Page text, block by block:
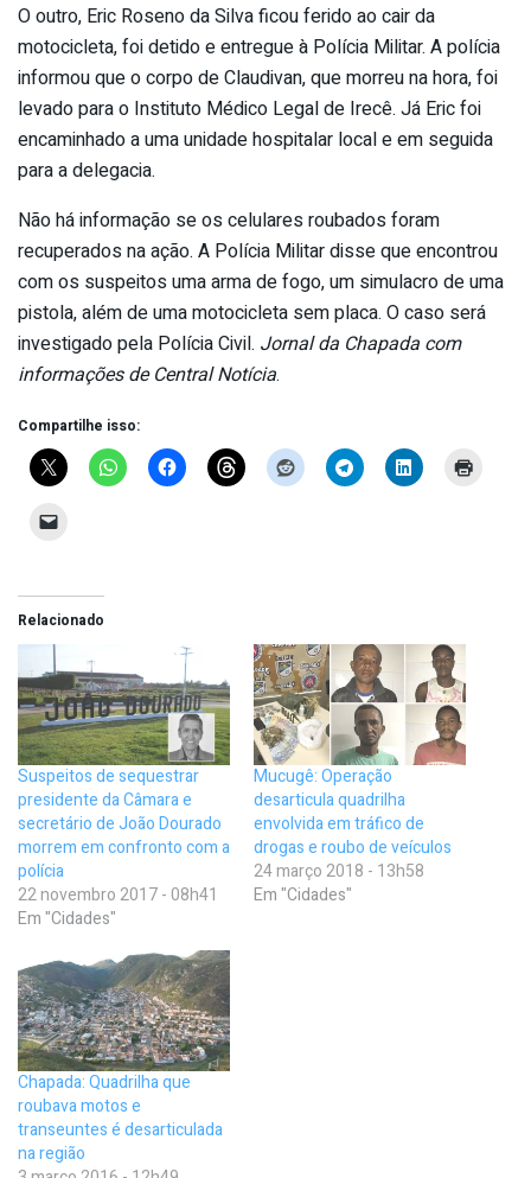
O outro, Eric Roseno da Silva ficou ferido ao cair da
motocicleta, foi detido e entregue à Polícia Militar. A polícia
informou que o corpo de Claudivan, que morreu na hora, foi
levado para o Instituto Médico Legal de Irecê. Já Eric foi
encaminhado a uma unidade hospitalar local e em seguida
para a delegacia.
Não há informação se os celulares roubados foram
recuperados na ação. A Polícia Militar disse que encontrou
com os suspeitos uma arma de fogo, um simulacro de uma
pistola, além de uma motocicleta sem placa. O caso será
investigado pela Polícia Civil. Jornal da Chapada com
informações de Central Notícia.
Compartilhe isso:
Relacionado
Suspeitos de sequestrar
presidente da Câmara e
secretário de João Dourado
morrem em confronto com a
polícia
22 novembro 2017 - 08h41
Em "Cidades"
Mucugê: Operação
desarticula quadrilha
envolvida em tráfico de
drogas e roubo de veículos
24 março 2018 - 13h58
Em "Cidades"
Chapada: Quadrilha que
roubava motos e
transeuntes é desarticulada
na região